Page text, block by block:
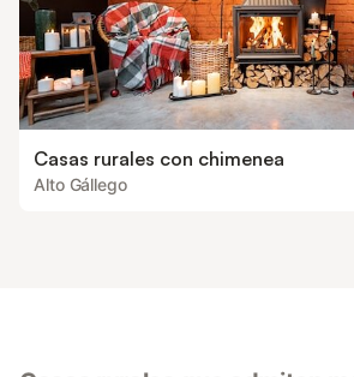
Casas rurales con chimenea
Alto Gállego